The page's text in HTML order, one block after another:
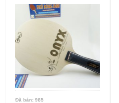
Đã bán: 985